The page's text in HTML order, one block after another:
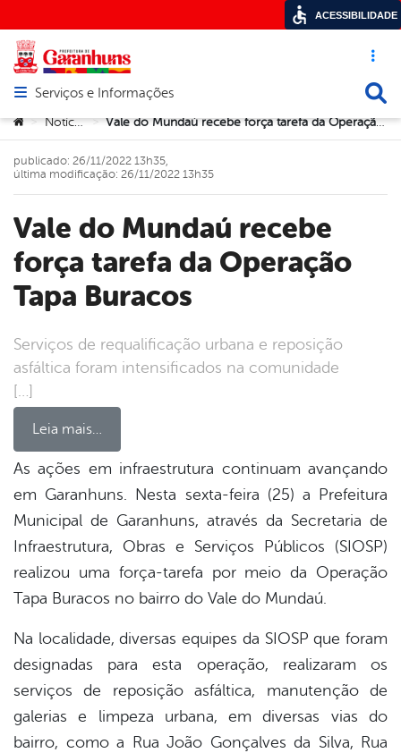
Acesso
Abrir menu principal de navegação
Serviços e Informações
Você está aqui:
> Notícias > Vale do Mundaú recebe força tarefa da Operação Tapa Buracos
Vale do Mundaú recebe
força tarefa da Operação
Tapa Buracos
Serviços de requalificação urbana e reposição
asfáltica foram intensificados na comunidade
[…]
Leia mais…
publicado: 26/11/2022 13h35,
última modificação: 26/11/2022 13h35
As ações em infraestrutura continuam avançando
em Garanhuns. Nesta sexta-feira (25) a Prefeitura
Municipal de Garanhuns, através da Secretaria de
Infraestrutura, Obras e Serviços Públicos (SIOSP)
realizou uma força-tarefa por meio da Operação
Tapa Buracos no bairro do Vale do Mundaú.
Na localidade, diversas equipes da SIOSP que foram
designadas para esta operação, realizaram os
serviços de reposição asfáltica, manutenção de
galerias e limpeza urbana, em diversas vias do
bairro, como a Rua João Gonçalves da Silva, Rua
ACESSIBILIDADE